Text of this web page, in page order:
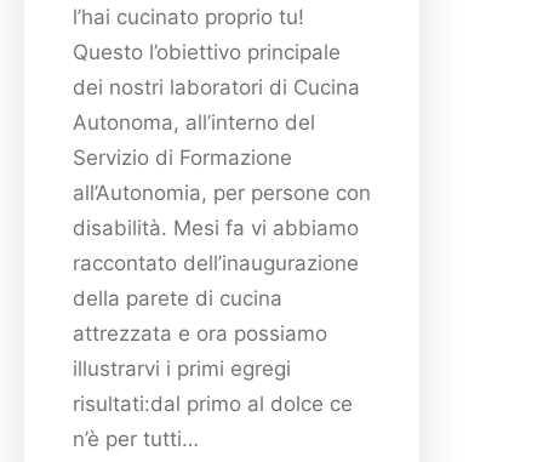
l’hai cucinato proprio tu!
Questo l’obiettivo principale
dei nostri laboratori di Cucina
Autonoma, all’interno del
Servizio di Formazione
all’Autonomia, per persone con
disabilità. Mesi fa vi abbiamo
raccontato dell’inaugurazione
della parete di cucina
attrezzata e ora possiamo
illustrarvi i primi egregi
risultati:dal primo al dolce ce
n’è per tutti…